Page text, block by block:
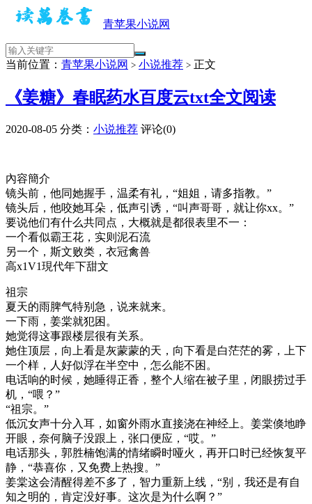
青苹果小说网
当前位置： 青苹果小说网 > 小说推荐 > 正文
《姜糖》春眠药水百度云txt全文阅读
2020-08-05 分类： 小说推荐 评论(0)
內容簡介
镜头前，他同她握手，温柔有礼，“姐姐，请多指教。”
镜头后，他咬她耳朵，低声引诱，“叫声哥哥，就让你xx。”
要说他们有什么共同点，大概就是都很表里不一：
一个看似霸王花，实则泥石流
另一个，斯文败类，衣冠禽兽
高x1V1現代年下甜文
祖宗
夏天的雨脾气特别急，说来就来。
一下雨，姜棠就犯困。
她觉得这事跟楼层很有关系。
她住顶层，向上看是灰蒙蒙的天，向下看是白茫茫的雾，上下
一个样，人好似浮在半空中，怎么能不困。
电话响的时候，她睡得正香，整个人缩在被子里，闭眼捞过手
机，“喂？”
“祖宗。”
低沉女声十分入耳，如窗外雨水直接浇在神经上。姜棠倏地睁
开眼，奈何脑子没跟上，张口便应，“哎。”
电话那头，郭胜楠饱满的情绪瞬时哑火，再开口时已经恢复平
静，“恭喜你，又免费上热搜。”
姜棠这会清醒得差不多了，智力重新上线，“别，我还是有自
知之明的，肯定没好事。这次是为什么啊？”